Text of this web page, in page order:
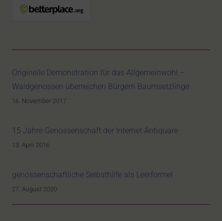
Originelle Demonstration für das Allgemeinwohl –
Waldgenossen überreichen Bürgern Baumsetzlinge
16. November 2017
15 Jahre Genossenschaft der Internet Antiquare
13. April 2016
genossenschaftliche Selbsthilfe als Leerformel
27. August 2020